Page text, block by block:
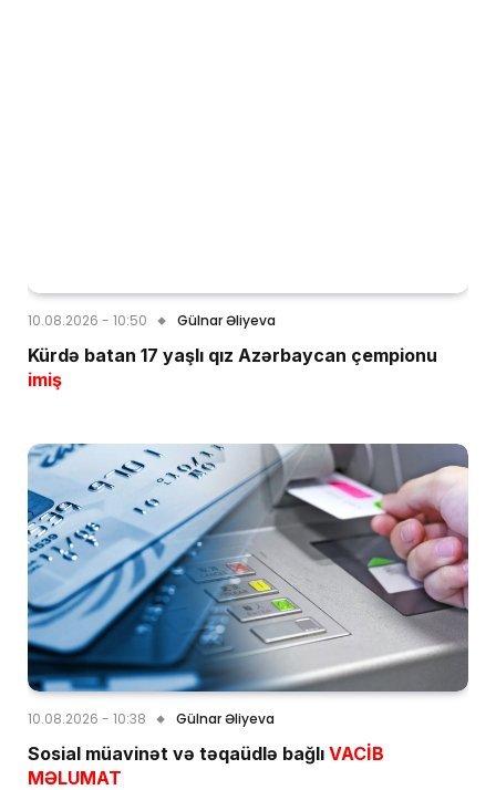
10.08.2026 - 10:50 Gülnar Əliyeva
Kürdə batan 17 yaşlı qız Azərbaycan çempionu
imiş
10.08.2026 - 10:38 Gülnar Əliyeva
Sosial müavinət və təqaüdlə bağlı VACİB
MƏLUMAT